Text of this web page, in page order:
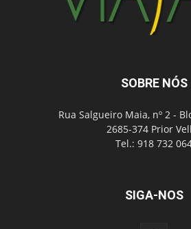
SOBRE NÓS
Rua Salgueiro Maia, nº 2 -
2685-374 Prior
Tel.: 918 732
SIGA-NOS